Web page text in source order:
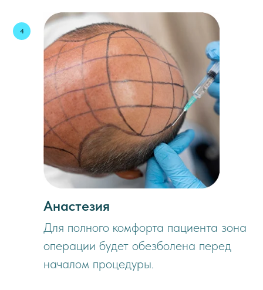
Анастезия
Для полного комфорта пациента зона
операции будет обезболена перед
началом процедуры.